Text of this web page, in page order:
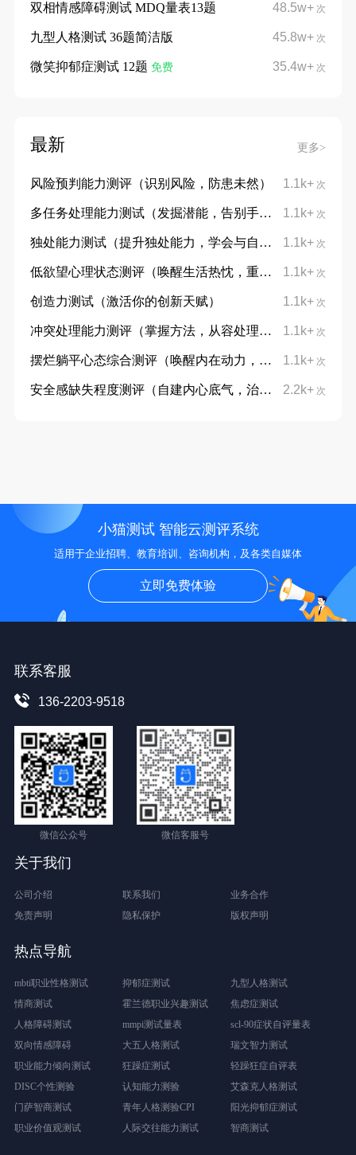
48.5w+ 次
双相情感障碍测试 MDQ量表13题
45.8w+ 次
九型人格测试 36题简洁版
35.4w+ 次
微笑抑郁症测试 12题 免费
最新 更多>
1.1k+ 次
风险预判能力测评（识别风险，防患未然）
1.1k+ 次
多任务处理能力测试（发掘潜能，告别手忙脚乱）
1.1k+ 次
独处能力测试（提升独处能力，学会与自己对话）
1.1k+ 次
低欲望心理状态测评（唤醒生活热忱，重拾向上力量）
1.1k+ 次
创造力测试（激活你的创新天赋）
1.1k+ 次
冲突处理能力测评（掌握方法，从容处理分歧）
1.1k+ 次
摆烂躺平心态综合测评（唤醒内在动力，摆脱躺平摆烂心态）
2.2k+ 次
安全感缺失程度测评（自建内心底气，治愈不安与敏感）
小猫测试 智能云测评系统
适用于企业招聘、教育培训、咨询机构，及各类自媒体
立即免费体验
联系客服
136-2203-9518
微信公众号 微信客服号
关于我们
公司介绍 联系我们
业务合作
免责声明
隐私保护 版权声明
热点导航
mbti职业性格测试 抑郁症测试
九型人格测试
情商测试
霍兰德职业兴趣测试
焦虑症测试
人格障碍测试
mmpi测试量表
scl-90症状自评量表
双向情感障碍
大五人格测试
瑞文智力测试
职业能力倾向测试
狂躁症测试
轻躁狂症自评表
DISC个性测验
认知能力测验
艾森克人格测试
门萨智商测试
青年人格测验CPI
阳光抑郁症测试
职业价值观测试
人际交往能力测试 智商测试